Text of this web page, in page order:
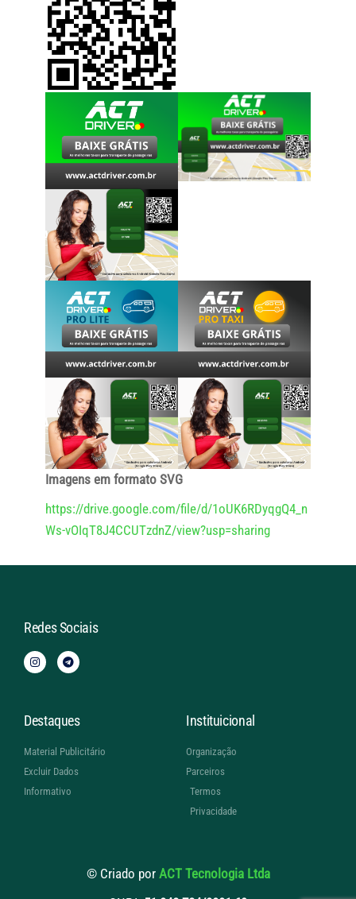
Imagens em formato SVG
https://drive.google.com/file/d/1oUK6RDyqgQ4_n
Ws-vOIqT8J4CCUTzdnZ/view?usp=sharing
Redes Sociais
Destaques
Material Publicitário
Excluir Dados
Informativo
Instituicional
Organização
Parceiros
Termos
Privacidade
© Criado por ACT Tecnologia Ltda